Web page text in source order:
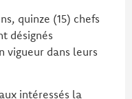
quinze (15) chefs
désignés
vigueur dans leurs
intéressés la